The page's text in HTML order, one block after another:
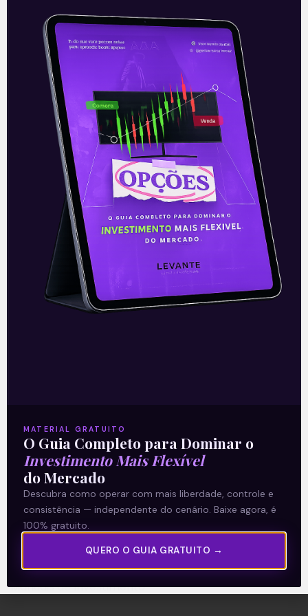
CCR (CCRO3): Resultado do
4T20
A CCR (CCRO3) divulgou seus números
referentes ao quarto trimestre de 2020
na noite de quinta-feira (03), após o
fechamento do mercado. A companhia
apresentou
Leia mais
05/03/2021
Termos e Condições
Política de Privacidade
Explore
Artigos
E Eu Com Isso?
Vídeos no Youtube
Manuais de Investimento
MATERIAL GRATUITO
O Guia Completo para Dominar o
Investimento Mais Flexível
do Mercado
Descubra como operar com mais liberdade, controle e
consistência — independente do cenário. Baixe agora, é
100% gratuito.
QUERO O GUIA GRATUITO →